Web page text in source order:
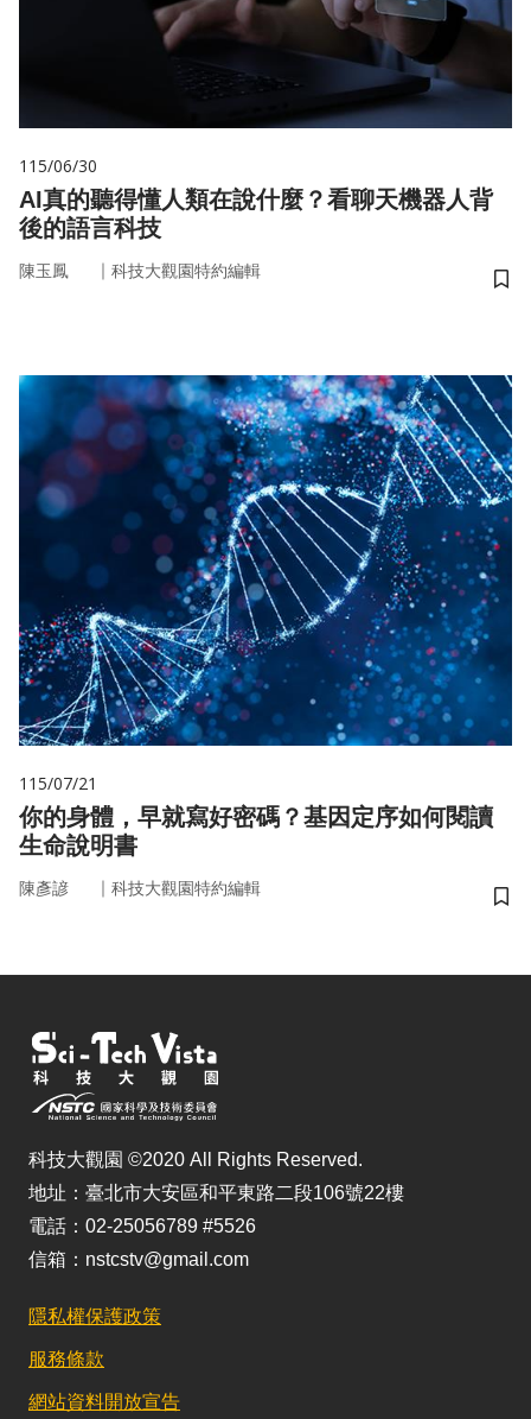
115/06/30
AI真的聽得懂人類在說什麼？看聊天機器人背
後的語言科技
陳玉鳳 ｜ 科技大觀園特約編輯
儲
115/07/21
你的身體，早就寫好密碼？基因定序如何閱讀
生命說明書
陳彥諺 ｜ 科技大觀園特約編輯
儲
科技大觀園 ©2020 All Rights Reserved.
地址：臺北市大安區和平東路二段106號22樓
電話：02-25056789 #5526
信箱：nstcstv@gmail.com
隱私權保護政策
服務條款
網站資料開放宣告